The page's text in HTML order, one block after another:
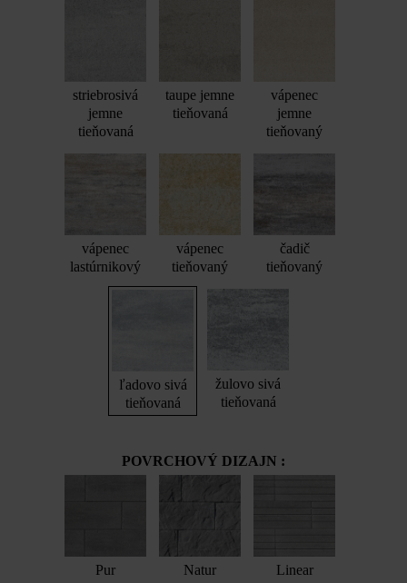
striebrosivá
jemne
tieňovaná
taupe jemne
tieňovaná
vápenec
jemne
tieňovaný
vápenec
lastúrnikový
vápenec
tieňovaný
čadič
tieňovaný
ľadovo sivá
tieňovaná
žulovo sivá
tieňovaná
POVRCHOVÝ DIZAJN :
Pur Natur Linear